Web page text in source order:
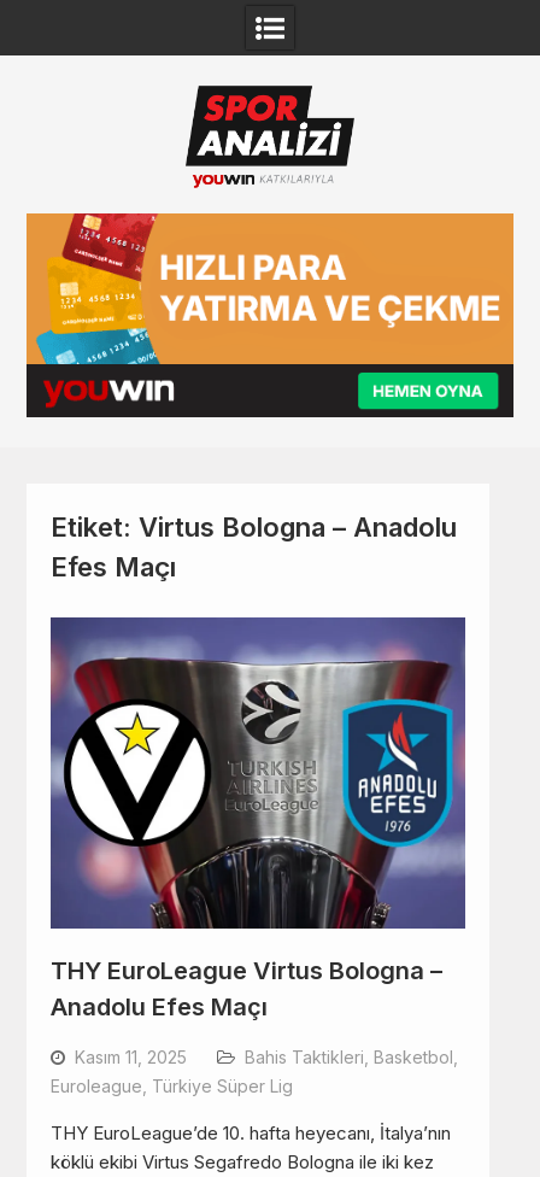
Etiket: Virtus Bologna – Anadolu
Efes Maçı
THY EuroLeague Virtus Bologna –
Anadolu Efes Maçı
Kasım 11, 2025 Bahis Taktikleri Basketbol
Euroleague Türkiye Süper Lig
THY EuroLeague’de 10. hafta heyecanı, İtalya’nın
köklü ekibi Virtus Segafredo Bologna ile iki kez